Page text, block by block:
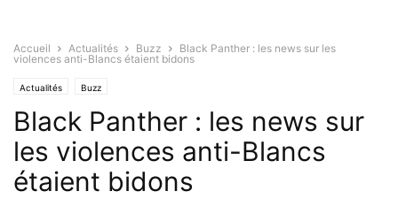
Accueil Actualités Buzz
Black Panther : les news sur les
violences anti-Blancs étaient bidons
Actualités Buzz
Black Panther : les news sur
les violences anti-Blancs
étaient bidons